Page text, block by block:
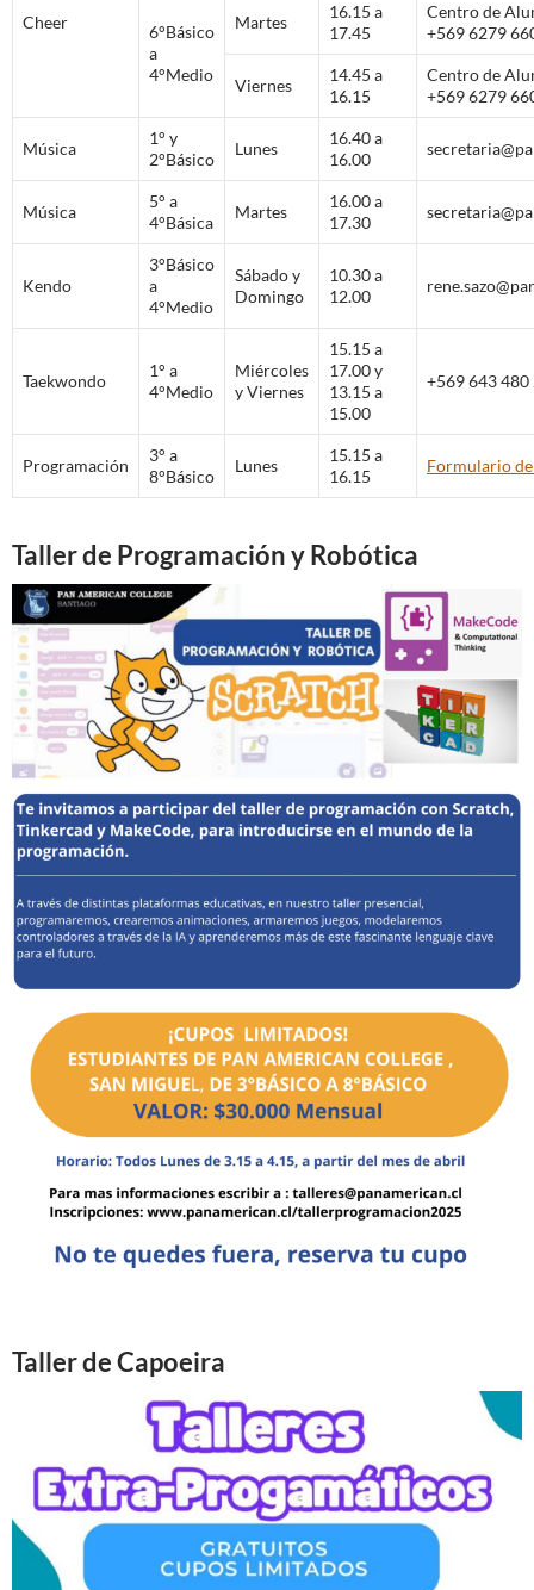
Cheer
6°Básico
a
4°Medio
Martes
16.15 a
17.45
Centro de
+569 6279
Viernes
14.45 a
16.15
Centro de
+569 6279
Música
1° y
2°Básico
Lunes
16.40 a
16.00
Música
5° a
4°Básica
Martes
16.00 a
17.30
Kendo
3°Básico
a
4°Medio
Sábado y
Domingo
10.30 a
12.00
Taekwondo
1° a
4°Medio
Miércoles
y Viernes
15.15 a
17.00 y
13.15 a
15.00
+569 643 480
Programación
3° a
8°Básico
Lunes
15.15 a
16.15
Formulario
Taller de Programación y Robótica
Taller de Capoeira